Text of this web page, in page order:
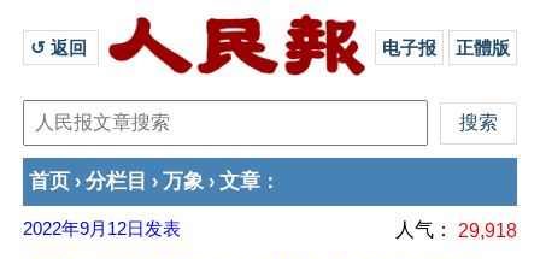
↺ 返回 电子报 正體版
首页 › 分栏目 › 万象 › 文章 ：
2022年9月12日 发表 人气： 29,918